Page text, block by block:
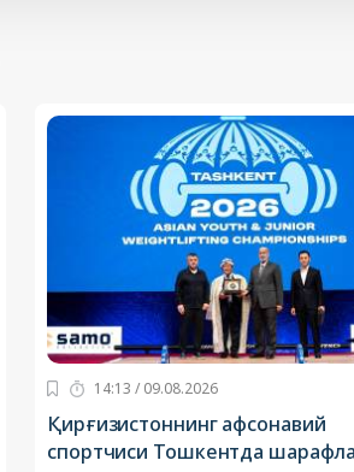
14:13 / 09.08.2026
Қирғизистоннинг афсонавий
спортчиси Тошкентда